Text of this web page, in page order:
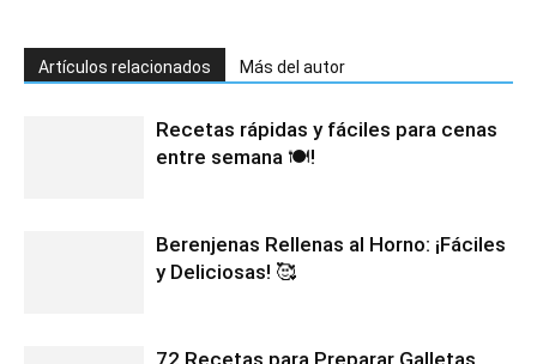
Artículos relacionados Más del autor
Recetas rápidas y fáciles para cenas
entre semana 🍽️!
Berenjenas Rellenas al Horno: ¡Fáciles
y Deliciosas! 🥰
72 Recetas para Preparar Galletas